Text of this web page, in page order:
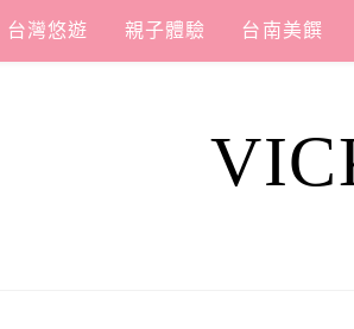
台灣悠遊 親子體驗 台南美饌